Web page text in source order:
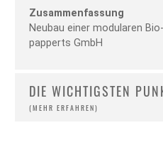
Zusammenfassung
Neubau einer modularen
papperts GmbH
DIE WICHTIGSTEN